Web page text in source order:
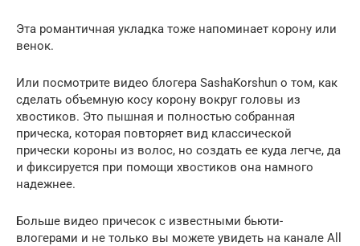
Эта романтичная укладка тоже напоминает корону или
венок.
Или посмотрите видео блогера SashaKorshun о том, как
сделать объемную косу корону вокруг головы из
хвостиков. Это пышная и полностью собранная
прическа, которая повторяет вид классической
прически короны из волос, но создать ее куда легче, да
и фиксируется при помощи хвостиков она намного
надежнее.
Больше видео причесок с известными бьюти-
влогерами и не только вы можете увидеть на канале All